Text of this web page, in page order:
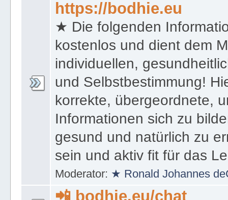
★ HomePageOffice
https://bodhie.eu
★ Die folgenden
kostenlos und dient dem
individuellen,
und Selbstbestimmung!
korrekte, übergeordnete,
Informationen sich zu
gesund und natürlich zu
sein und aktiv fit für das
Moderator:★ Ronald Johannes